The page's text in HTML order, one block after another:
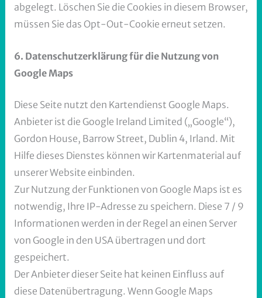
abgelegt. Löschen Sie die Cookies in diesem Browser,
müssen Sie das Opt-Out-Cookie erneut setzen.
6. Datenschutzerklärung für die Nutzung von
Google Maps
Diese Seite nutzt den Kartendienst Google Maps.
Anbieter ist die Google Ireland Limited („Google“),
Gordon House, Barrow Street, Dublin 4, Irland. Mit
Hilfe dieses Dienstes können wir Kartenmaterial auf
unserer Website einbinden.
Zur Nutzung der Funktionen von Google Maps ist es
notwendig, Ihre IP-Adresse zu speichern. Diese 7 / 9
Informationen werden in der Regel an einen Server
von Google in den USA übertragen und dort
gespeichert.
Der Anbieter dieser Seite hat keinen Einfluss auf
diese Datenübertragung. Wenn Google Maps